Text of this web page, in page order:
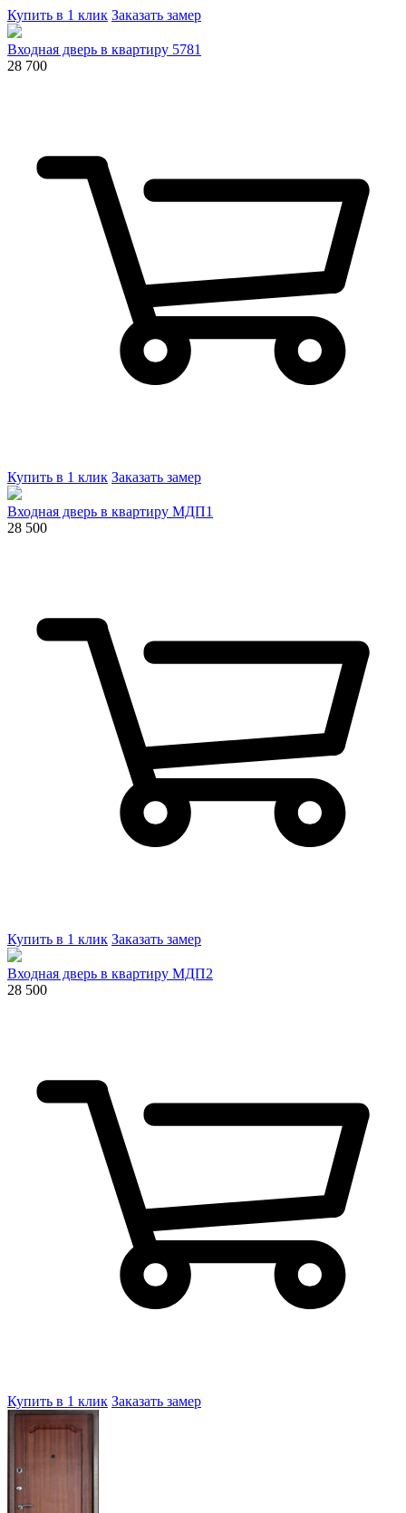
Купить в 1 клик Заказать замер
Входная дверь в квартиру 5781
28 700
Купить в 1 клик Заказать замер
Входная дверь в квартиру МДП1
28 500
Купить в 1 клик Заказать замер
Входная дверь в квартиру МДП2
28 500
Купить в 1 клик Заказать замер